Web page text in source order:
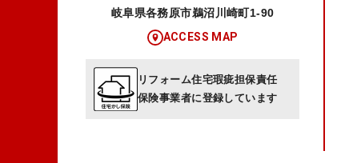
岐阜県各務原市鵜沼川崎町1-90
ACCESS MAP
リフォーム住宅瑕疵担保責任
保険事業者に登録しています